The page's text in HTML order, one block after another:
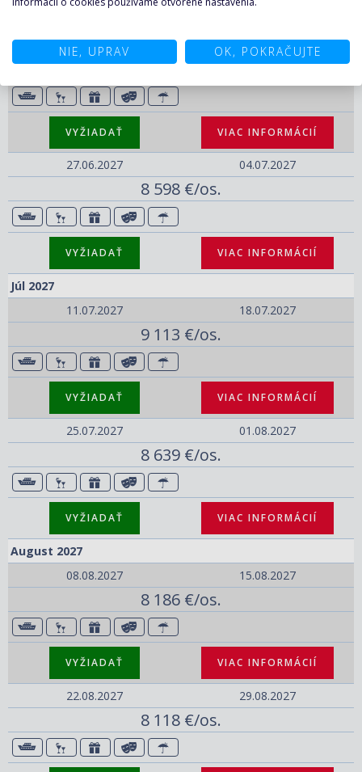
13.06.2027
20.06.2027
9 320 €/os.
VYŽIADAŤ VIAC INFORMÁCIÍ
27.06.2027 04.07.2027
8 598 €/os.
VYŽIADAŤ VIAC INFORMÁCIÍ
Júl 2027
11.07.2027
18.07.2027
9 113 €/os.
VYŽIADAŤ VIAC INFORMÁCIÍ
25.07.2027 01.08.2027
8 639 €/os.
VYŽIADAŤ VIAC INFORMÁCIÍ
August 2027
08.08.2027
15.08.2027
8 186 €/os.
VYŽIADAŤ VIAC INFORMÁCIÍ
22.08.2027 29.08.2027
8 118 €/os.
NIE, UPRAV OK, POKRAČUJTE